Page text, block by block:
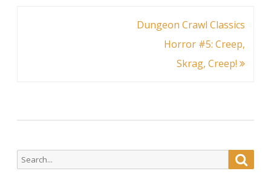
Dungeon Crawl Classics
Horror #5: Creep,
Skrag, Creep!
Search
for: